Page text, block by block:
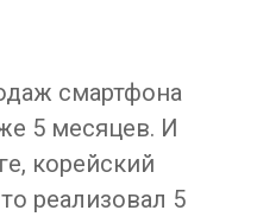
смартфона
5 месяцев. И
корейский
реализовал 5